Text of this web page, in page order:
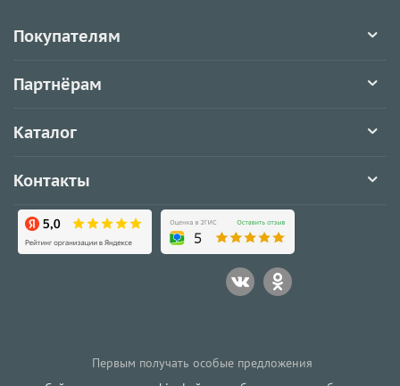
Покупателям
Партнёрам
Каталог
Контакты
Первым получать особые предложения